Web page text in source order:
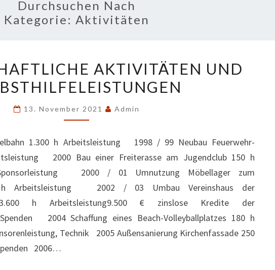
Durchsuchen Nach
Kategorie: Aktivitäten
AKTIVITÄTEN
UND
AKTIVITÄTEN UND
13. November 2021 Admin
1.300 h Arbeitsleistung 1998 / 99 Neubau Feuerwehr-
2000 Bau einer Freiterasse am Jugendclub 150 h
2000 / 01 Umnutzung Möbellager zum
h Arbeitsleistung 2002 / 03 Umbau Vereinshaus der
3.600 h Arbeitsleistung9.500 € zinslose Kredite der
2004 Schaffung eines Beach-Volleyballplatzes 180 h
Technik 2005 Außensanierung Kirchenfassade 250
2006…